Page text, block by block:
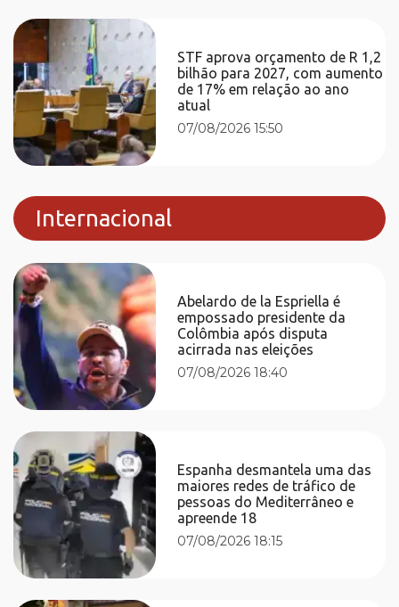
STF aprova orçamento de R 1,2
bilhão para 2027, com aumento
de 17% em relação ao ano
atual
07/08/2026 15:50
Internacional
Abelardo de la Espriella é
empossado presidente da
Colômbia após disputa
acirrada nas eleições
07/08/2026 18:40
Espanha desmantela uma das
maiores redes de tráfico de
pessoas do Mediterrâneo e
apreende 18
07/08/2026 18:15